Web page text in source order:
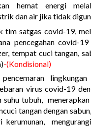
hemat energi
dan air jika tidak
tim satgas covid-19,
pencegahan covid-
tempat cuci tangan,
-(Kondisional)
virus covid-19
suhu tubuh,
tangan dengan
kerumunan,